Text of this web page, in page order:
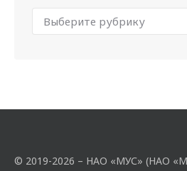
© 2019-2026 – НАО «МУС» (НАО